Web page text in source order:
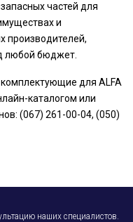
частей для
и
производителей,
любой бюджет.
для ALFA
каталогом или
(067) 261-00-04, (050)
наших специалистов.